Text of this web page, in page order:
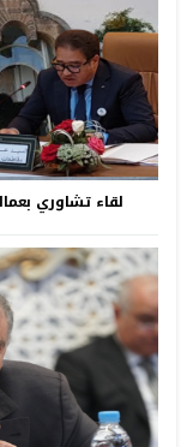
لقاء تشاوري